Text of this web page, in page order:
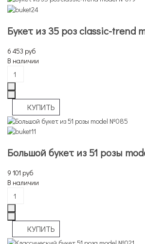
Букет из 35 роз сlassic-trend
6 453 руб
В наличии
Большой букет из 51 розы
9 101 руб
В наличии